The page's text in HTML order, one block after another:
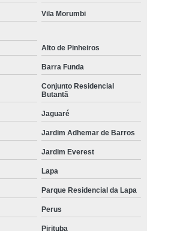
Vila Morumbi
Alto de Pinheiros
Barra Funda
Conjunto Residencial
Butantã
Jaguaré
Jardim Adhemar de Barros
Jardim Everest
Lapa
Parque Residencial da Lapa
Perus
Pirituba